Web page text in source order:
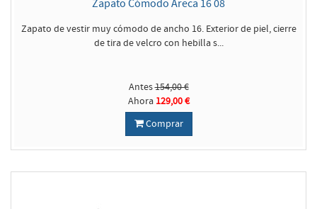
Zapato Cómodo Areca 16 08
Zapato de vestir muy cómodo de ancho 16. Exterior de piel, cierre
de tira de velcro con hebilla s...
Antes154,00 €
Ahora 129,00 €
Comprar